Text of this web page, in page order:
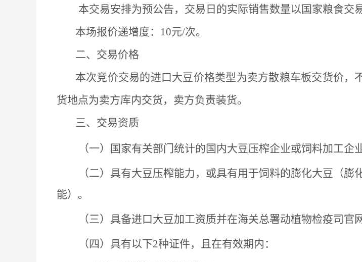
本交易安排为预公告，交易日的实际销售数量以国家粮食交
本场报价递增度： 10元/次。
二、交易价格
本次竞价交易的进口大豆价格类型为卖方散粮车板交货价
货地点为卖方库内交货，卖方负责装货。
三、交易资质
（一）国家有关部门统计的国内大豆压榨企业或饲料加工企
（二）具有大豆压榨能力，或具有用于饲料的膨化大豆（
能）。
（三） 具备进口大豆加工资质并在海关总署动植物检疫司官
（四）具有以下2种证件，且在有效期内：